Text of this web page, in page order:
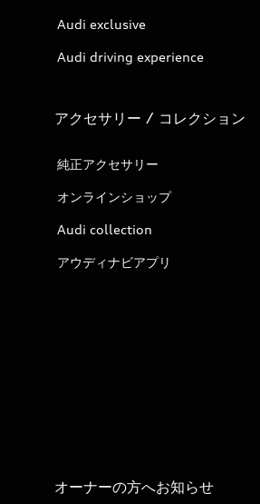
Audi exclusive
Audi driving experience
アクセサリー / コレクション
純正アクセサリー
オンラインショップ
Audi collection
アウディナビアプリ
オーナーの方へお知らせ